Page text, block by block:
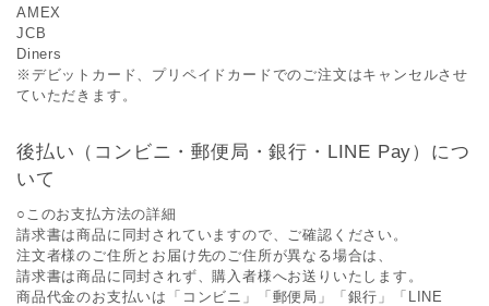
AMEX
JCB
Diners
※デビットカード、プリペイドカードでのご注文はキャンセルさせ
ていただきます。
後払い（コンビニ・郵便局・銀行・LINE Pay）につ
いて
○このお支払方法の詳細
請求書は商品に同封されていますので、ご確認ください。
注文者様のご住所とお届け先のご住所が異なる場合は、
請求書は商品に同封されず、購入者様へお送りいたします。
商品代金のお支払いは「コンビニ」「郵便局」「銀行」「LINE